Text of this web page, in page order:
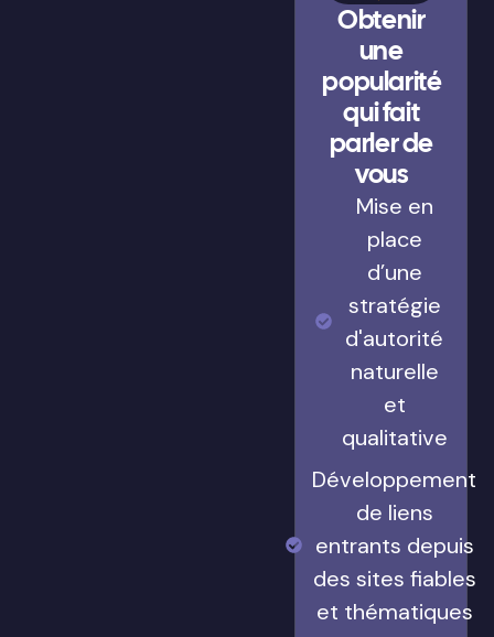
Obtenir
une
popularité
qui fait
parler de
vous
Mise en
place
d’une
stratégie
d'autorité
naturelle
et
qualitative
Développement
de liens
entrants depuis
des sites fiables
et thématiques